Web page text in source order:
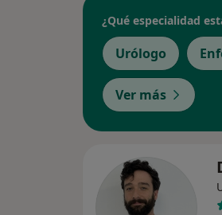
¿Qué especialidad
Urólogo
Ver más